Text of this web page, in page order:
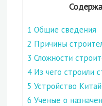
1 Общие сведения
2 Причины
3 Сложности
4Из чего строили
5 Устройство
6 Ученые о